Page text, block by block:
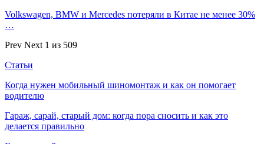
Volkswagen, BMW и Mercedes потеряли в Китае не менее 30%
…
Prev Next 1 из 509
Статьи
Когда нужен мобильный шиномонтаж и как он помогает
водителю
Гараж, сарай, старый дом: когда пора сносить и как это
делается правильно